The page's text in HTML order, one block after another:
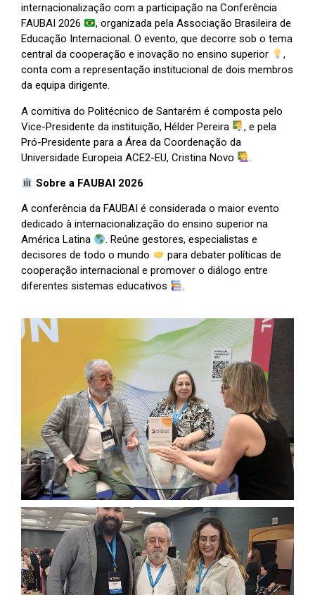
internacionalização com a participação na Conferência
FAUBAI 2026
, organizada pela Associação Brasileira de
Educação Internacional. O evento, que decorre sob o tema
central da cooperação e inovação no ensino superior
,
conta com a representação institucional de dois membros
da equipa dirigente.
A comitiva do Politécnico de Santarém é composta pelo
Vice-Presidente da instituição, Hélder Pereira
, e pela
Pró-Presidente para a Área da Coordenação da
Universidade Europeia ACE2-EU, Cristina Novo
.
Sobre a FAUBAI 2026
A conferência da FAUBAI é considerada o maior evento
dedicado à internacionalização do ensino superior na
América Latina
. Reúne gestores, especialistas e
decisores de todo o mundo
para debater políticas de
cooperação internacional e promover o diálogo entre
diferentes sistemas educativos
.